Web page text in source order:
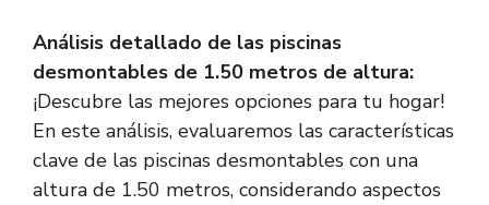
Análisis detallado de las piscinas
desmontables de 1.50 metros de altura:
¡Descubre las mejores opciones para tu hogar!
En este análisis, evaluaremos las características
clave de las piscinas desmontables con una
altura de 1.50 metros, considerando aspectos